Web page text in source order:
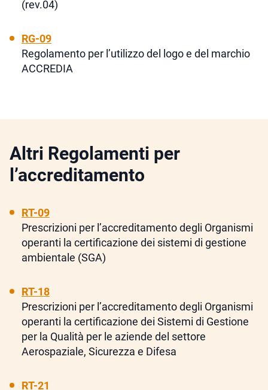
(rev.04)
RG-09
Regolamento per l’utilizzo del logo e del marchio
ACCREDIA
Altri Regolamenti per
l’accreditamento
RT-09
Prescrizioni per l’accreditamento degli Organismi
operanti la certificazione dei sistemi di gestione
ambientale (SGA)
RT-18
Prescrizioni per l’accreditamento degli Organismi
operanti la certificazione dei Sistemi di Gestione
per la Qualità per le aziende del settore
Aerospaziale, Sicurezza e Difesa
RT-21